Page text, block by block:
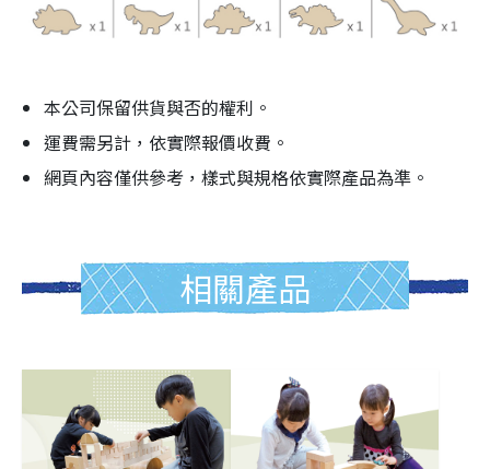
本公司保留供貨與否的權利。
運費需另計，依實際報價收費。
網頁內容僅供參考，樣式與規格依實際產品為準。
相關產品